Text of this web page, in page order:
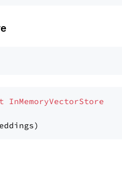
InMemoryVectorStore